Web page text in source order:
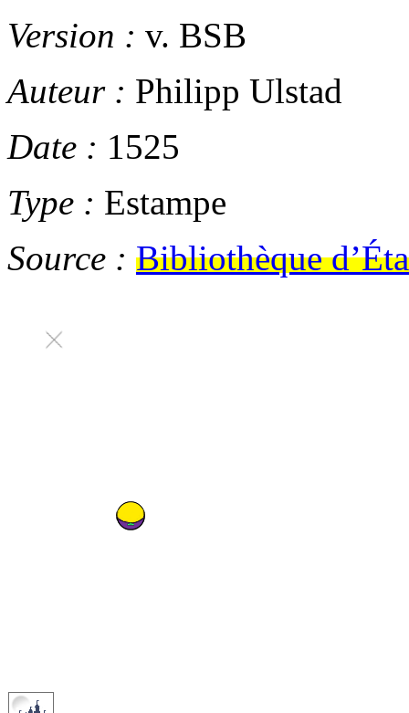
Version : v. BSB
Auteur : Philipp Ulstad
Date : 1525
Type : Estampe
Source : Bibliothèque